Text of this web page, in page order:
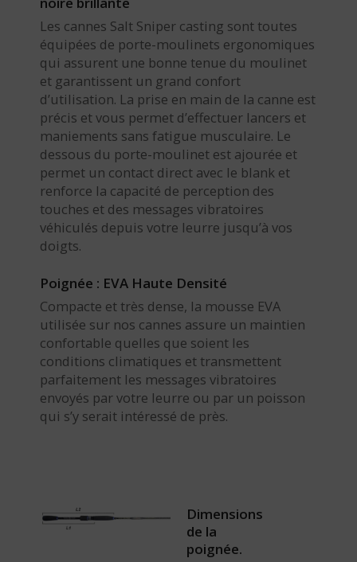
Les cannes Salt Sniper casting sont toutes
équipées de porte-moulinets ergonomiques
qui assurent une bonne tenue du moulinet
et garantissent un grand confort
d’utilisation. La prise en main de la canne est
précis et vous permet d’effectuer lancers et
maniements sans fatigue musculaire. Le
dessous du porte-moulinet est ajourée et
permet un contact direct avec le blank et
renforce la capacité de perception des
touches et des messages vibratoires
véhiculés depuis votre leurre jusqu’à vos
doigts.
Poignée : EVA Haute Densité
Compacte et très dense, la mousse EVA
utilisée sur nos cannes assure un maintien
confortable quelles que soient les
conditions climatiques et transmettent
parfaitement les messages vibratoires
envoyés par votre leurre ou par un poisson
qui s’y serait intéressé de près.
Dimensions
de la
poignée.